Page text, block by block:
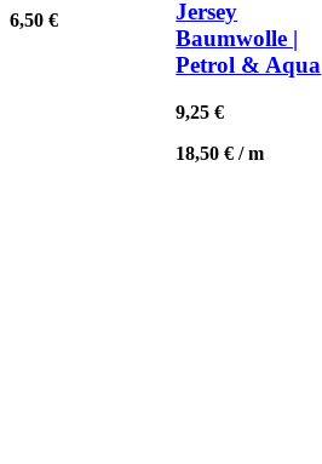
6,50 €
Jersey
Baumwolle |
Petrol & Aqua
9,25€
18,50€ /m